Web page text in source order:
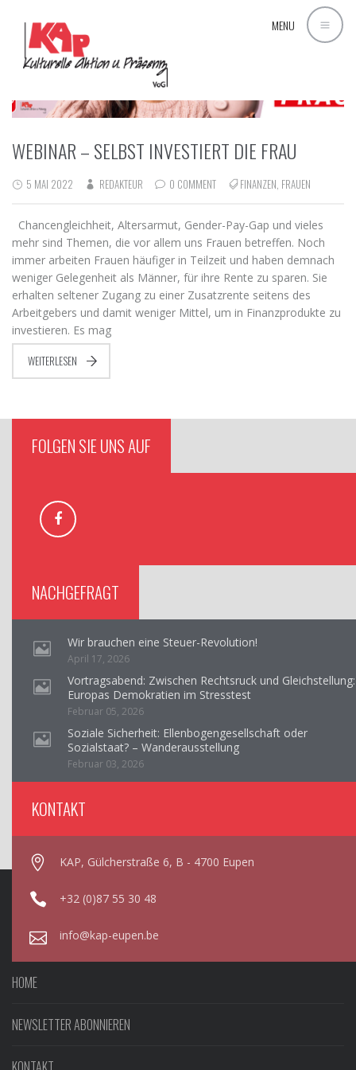
MENU
WEBINAR – SELBST INVESTIERT DIE FRAU
5 MAI 2022 REDAKTEUR 0 COMMENT FINANZEN FRAUEN
Chancengleichheit, Altersarmut, Gender-Pay-Gap und vieles
mehr sind Themen, die vor allem uns Frauen betreffen. Noch
immer arbeiten Frauen häufiger in Teilzeit und haben demnach
weniger Gelegenheit als Männer, für ihre Rente zu sparen. Sie
erhalten seltener Zugang zu einer Zusatzrente seitens des
Arbeitgebers und damit weniger Mittel, um in Finanzprodukte zu
investieren. Es mag
WEITERLESEN
FOLGEN SIE UNS AUF
NACHGEFRAGT
Wir brauchen eine Steuer-Revolution!
April 17, 2026
Vortragsabend: Zwischen Rechtsruck und Gleichstellung:
Europas Demokratien im Stresstest
Februar 05, 2026
Soziale Sicherheit: Ellenbogengesellschaft oder
Sozialstaat? – Wanderausstellung
Februar 03, 2026
KONTAKT
KAP, Gülcherstraße 6, B - 4700 Eupen
+32 (0)87 55 30 48
info@kap-eupen.be
HOME
NEWSLETTER ABONNIEREN